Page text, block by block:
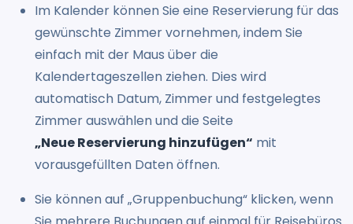
Im Kalender können Sie eine Reservierung für das
gewünschte Zimmer vornehmen, indem Sie
einfach mit der Maus über die
Kalendertageszellen ziehen. Dies wird
automatisch Datum, Zimmer und festgelegtes
Zimmer auswählen und die Seite
„Neue Reservierung hinzufügen“ mit
vorausgefüllten Daten öffnen.
Sie können auf „Gruppenbuchung“ klicken, wenn